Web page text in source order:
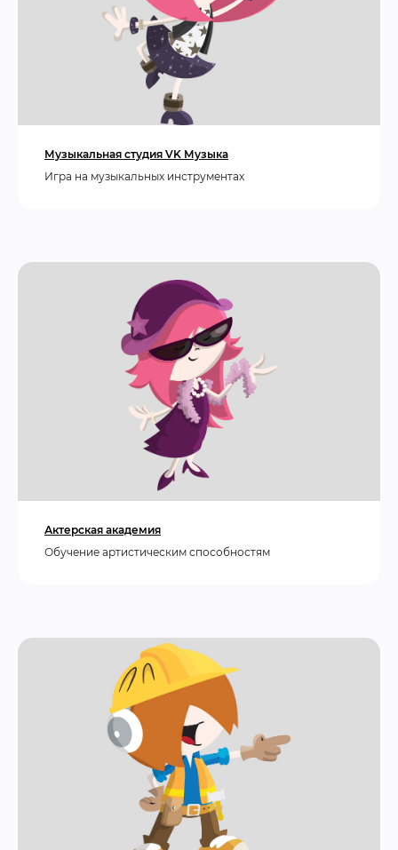
Музыкальная студия VK Музыка
Игра на музыкальных инструментах
Актерская академия
Обучение артистическим способностям